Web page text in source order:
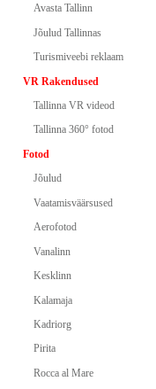
Avasta Tallinn
Jõulud Tallinnas
Turismiveebi reklaam
VR Rakendused
Tallinna VR videod
Tallinna 360° fotod
Fotod
Jõulud
Vaatamisväärsused
Aerofotod
Vanalinn
Kesklinn
Kalamaja
Kadriorg
Pirita
Rocca al Mare